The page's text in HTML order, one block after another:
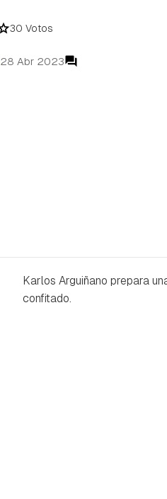
30 Votos
28 Abr 2023
Karlos Arguiñano prepara
confitado.